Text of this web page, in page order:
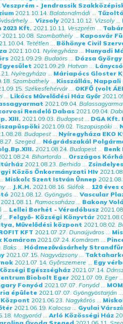
Veszprém - Jendrassik
2021.10.14. Balatonalmádi...
... Vizsoly 2021.10.12. Vizsoly...
2023 Kft. 2021.10.11. Veszprém ...
2021.10.08. Szombathely... Kaposvár
Tetétlen... Böhönye Civil
2021.10.01. Nyíregyháza... Hunyadi
2021.09.29. Budaörs... Dózsa
2021.09.29. Hatvan...
Nyíregyháza... Máriapócs Gloster
Szombathely... Kisszállás,
Székesfehérvár... OKFŐ (volt
... Likócs Művelődési Ház Győr
2021.09.04.
Rendelő Dabas 2021.09.04.
XIII. 2021.09.03. Budapest... DGA Kft.
2021.09.02. Tiszapüspöki...
Budapest... Nyíregyháza EKO
Szeged... Nógrádszakál
2021.08.24. Budapest...
Bihartorda... Országos
2021.08.23. Berhida...
Közös Önkormányzati HIv
Miskolc Szent István Ünnep
... J.K.H. 2021.08.16. Siófok... 120
2021.08.12. Gyöngyös... Vascular
2021.08.11. Ramocsaháza... Bakony
... Lellei Borhét - Véradóbusz
... Felgyő- Községi Könyvtár
Művelődési központ 2021.08.02.
KFT 2021.07.27. Dunaújváros...
Komárom 2021.07.24. Komárom ...
Baks... Hódmezővásárhely
2021.07.15. Nagyvázsony...
2021.07.14. Győrszemere ... Egy
Egészségház 2021.07.14.
Biobolt Eger 2021.07.09. Eger...
Fonyód 2021.07.07. Fonyód...
épülete 2021.07.07. Gyöngyöstarján...
2021.06.23. Nagykőrös...
2021.06.19. Kalocsa... Gyulai
Mogyoród... Arló Közösségi Ház